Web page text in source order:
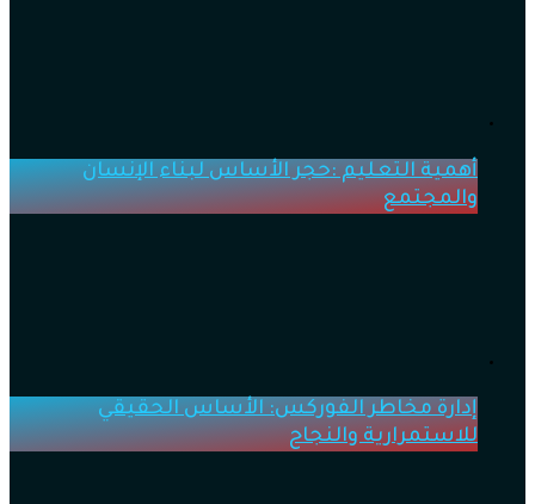
أهمية التعليم :حجر الأساس لبناء الإنسان
والمجتمع
إدارة مخاطر الفوركس: الأساس الحقيقي
للاستمرارية والنجاح